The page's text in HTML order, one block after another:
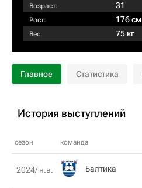
Возраст: 31
Рост: 176 см
Вес: 75 кг
Главное Статистика
История выступлений
сезон команда
2024/ н.в. Балтика